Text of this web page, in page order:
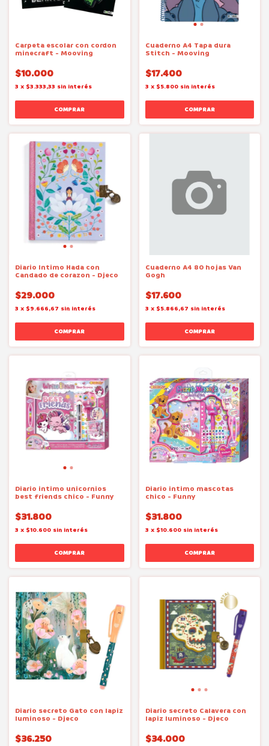
Carpeta escolar con cordon
minecraft - Mooving
$10.000
3 x $3.333,33 sin interés
Cuaderno A4 Tapa dura
Stitch - Mooving
$17.400
3 x $5.800 sin interés
Diario Intimo Hada con
Candado de corazon - Djeco
$29.000
3 x $9.666,67 sin interés
Cuaderno A4 80 hojas Van
Gogh
$17.600
3 x $5.866,67 sin interés
Diario intimo unicornios
best friends chico - Funny
$31.800
3 x $10.600 sin interés
Diario intimo mascotas
chico - Funny
$31.800
3 x $10.600 sin interés
Diario secreto Gato con lapiz
luminoso - Djeco
$36.250
Diario secreto Calavera con
lapiz luminoso - Djeco
$34.000